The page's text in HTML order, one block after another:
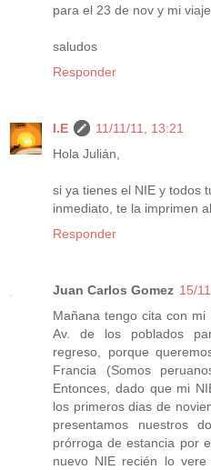
para el 23 de nov y mi
saludos
Responder
I.E
11/11/11, 13:21
Hola Julián,
si ya tienes el NIE y todos
inmediato, te la imprimen
Responder
Juan Carlos Gomez 15/
Mañana tengo cita con
Av. de los poblados
regreso, porque
Francia (Somos
Entonces, dado que mi
los primeros dias de
presentamos nuestros
prórroga de estancia por
nuevo NIE recién lo